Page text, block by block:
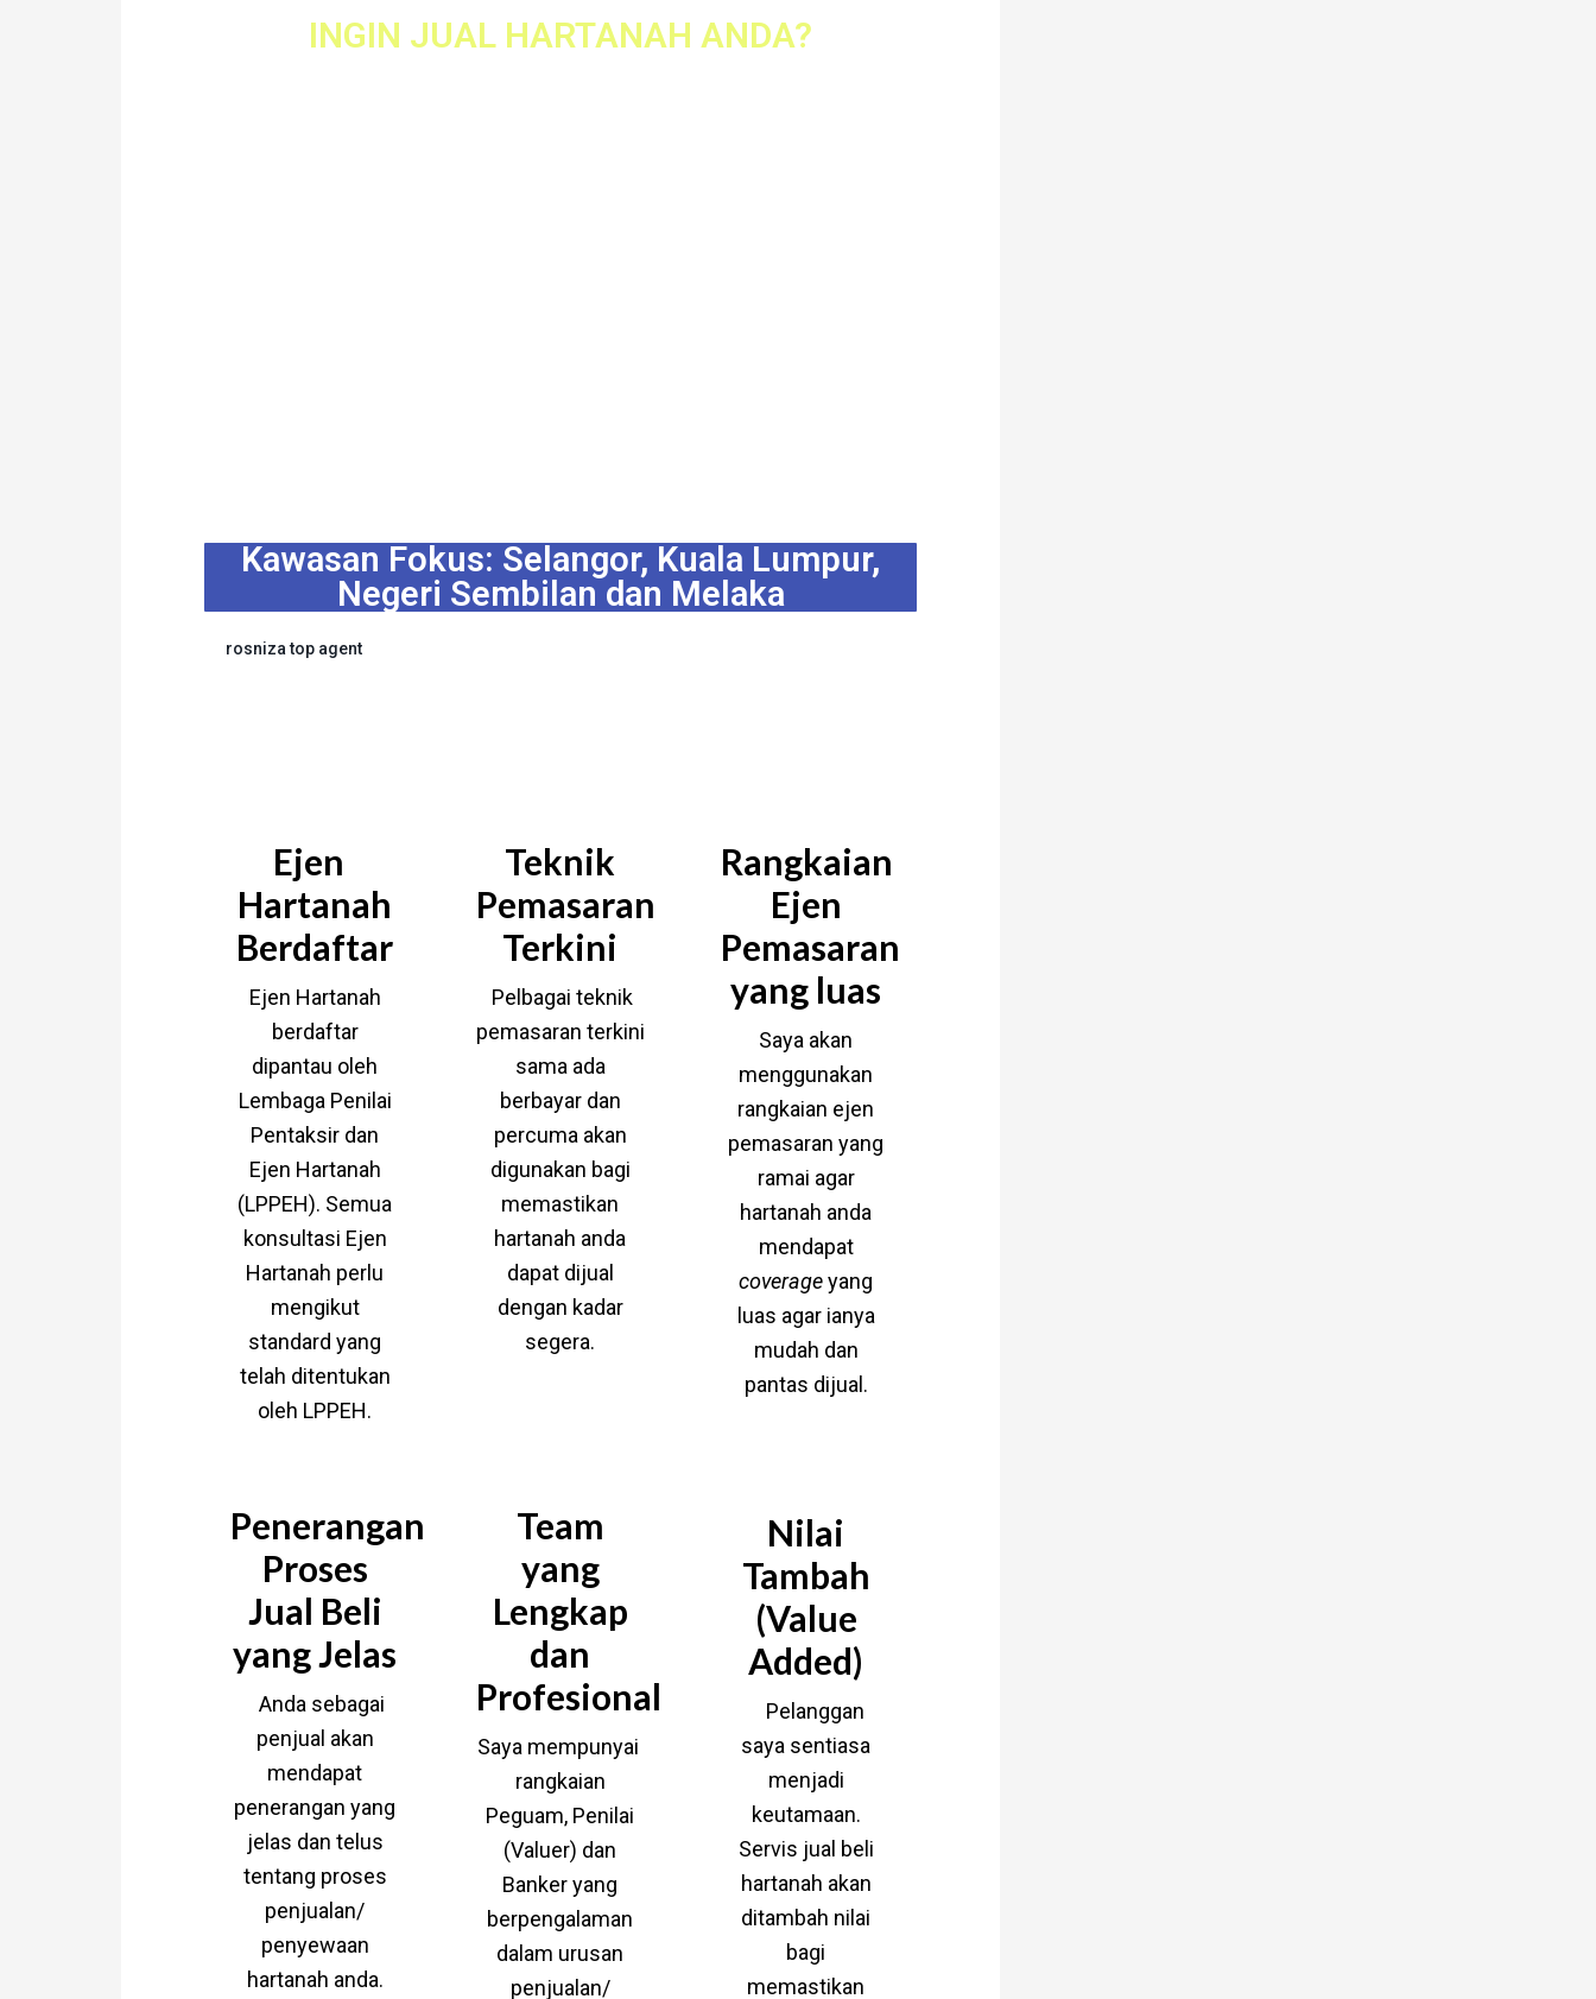
INGIN JUAL HARTANAH ANDA?
Kawasan Fokus: Selangor, Kuala Lumpur,
Negeri Sembilan dan Melaka
rosniza top agent
Ejen
Hartanah
Berdaftar
Ejen Hartanah
berdaftar
dipantau oleh
Lembaga Penilai
Pentaksir dan
Ejen Hartanah
(LPPEH). Semua
konsultasi Ejen
Hartanah perlu
mengikut
standard yang
telah ditentukan
oleh LPPEH.
Teknik
Pemasaran
Terkini
Pelbagai teknik
pemasaran terkini
sama ada
berbayar dan
percuma akan
digunakan bagi
memastikan
hartanah anda
dapat dijual
dengan kadar
segera.
Rangkaian
Ejen
Pemasaran
yang luas
Saya akan
menggunakan
rangkaian ejen
pemasaran yang
ramai agar
hartanah anda
mendapat
coverageyang
luas agar ianya
mudah dan
pantas dijual.
Penerangan
Proses
Jual Beli
yang Jelas
Anda sebagai
penjual akan
mendapat
penerangan yang
jelas dan telus
tentang proses
penjualan/
penyewaan
hartanah anda.
Team
yang
Lengkap
dan
Profesional
Saya mempunyai
rangkaian
Peguam, Penilai
(Valuer) dan
Banker yang
berpengalaman
dalam urusan
penjualan/
Nilai
Tambah
(Value
Added)
Pelanggan
saya sentiasa
menjadi
keutamaan.
Servis jual beli
hartanah akan
ditambah nilai
bagi
memastikan